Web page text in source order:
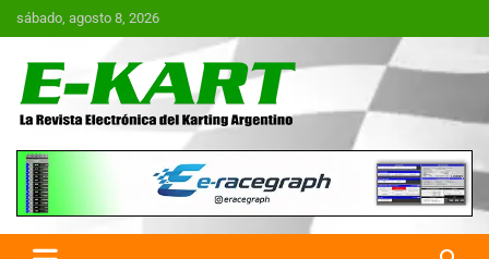
Saltar
al
sábado, agosto 8, 2026
E-Kart.com.ar | La Revista
Electrónica del Karting en
Argentina